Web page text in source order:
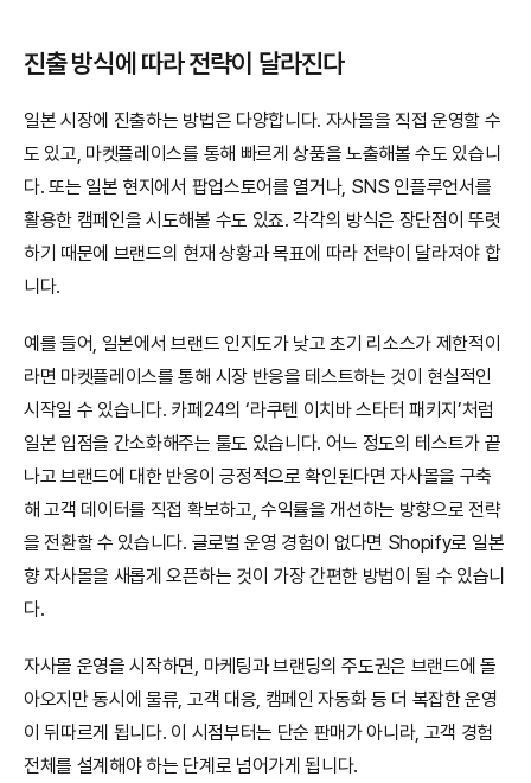
진출 방식에 따라 전략이 달라진다
일본 시장에 진출하는 방법은 다양합니다. 자사몰을 직접 운영할 수
도 있고, 마켓플레이스를 통해 빠르게 상품을 노출해볼 수도 있습니
다. 또는 일본 현지에서 팝업스토어를 열거나, SNS 인플루언서를
활용한 캠페인을 시도해볼 수도 있죠. 각각의 방식은 장단점이 뚜렷
하기 때문에 브랜드의 현재 상황과 목표에 따라 전략이 달라져야 합
니다.
예를 들어, 일본에서 브랜드 인지도가 낮고 초기 리소스가 제한적이
라면 마켓플레이스를 통해 시장 반응을 테스트하는 것이 현실적인
시작일 수 있습니다. 카페24의 ‘라쿠텐 이치바 스타터 패키지’처럼
일본 입점을 간소화해주는 툴도 있습니다. 어느 정도의 테스트가 끝
나고 브랜드에 대한 반응이 긍정적으로 확인된다면 자사몰을 구축
해 고객 데이터를 직접 확보하고, 수익률을 개선하는 방향으로 전략
을 전환할 수 있습니다. 글로벌 운영 경험이 없다면 Shopify로 일본
향 자사몰을 새롭게 오픈하는 것이 가장 간편한 방법이 될 수 있습니
다.
자사몰 운영을 시작하면, 마케팅과 브랜딩의 주도권은 브랜드에 돌
아오지만 동시에 물류, 고객 대응, 캠페인 자동화 등 더 복잡한 운영
이 뒤따르게 됩니다. 이 시점부터는 단순 판매가 아니라, 고객 경험
전체를 설계해야 하는 단계로 넘어가게 됩니다.